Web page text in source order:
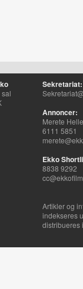
Sekretariat:
Annoncer:
Merete
6111 5851
Ekko
8838 9292
Artikler og
indekseres
distribueres